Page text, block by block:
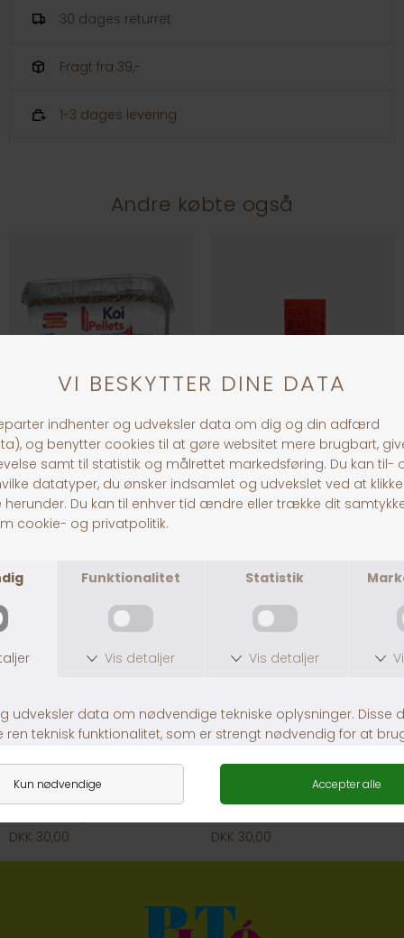
30 dages returret
Fragt fra 39,-
1-3 dages levering
Andre købte også
Colombo Koi
Fra DKK 139,00
Frost blisterpak Røde myggelarver
DKK 30,00
DKK 30,00